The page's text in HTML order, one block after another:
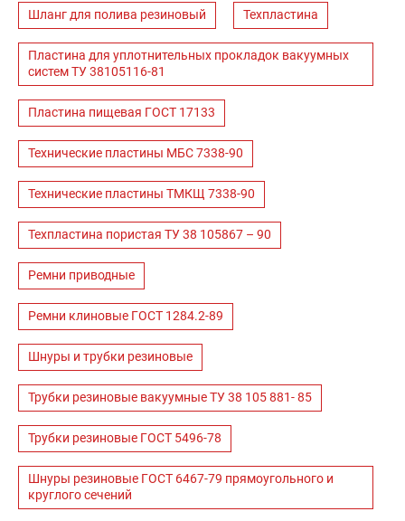
Шланг для полива резиновый Техпластина
Пластина для уплотнительных прокладок вакуумных
систем ТУ 38105116-81
Пластина пищевая ГОСТ 17133
Технические пластины МБС 7338-90
Технические пластины ТМКЩ 7338-90
Техпластина пористая ТУ 38 105867 – 90
Ремни приводные
Ремни клиновые ГОСТ 1284.2-89
Шнуры и трубки резиновые
Трубки резиновые вакуумные ТУ 38 105 881- 85
Трубки резиновые ГОСТ 5496-78
Шнуры резиновые ГОСТ 6467-79 прямоугольного и
круглого сечений